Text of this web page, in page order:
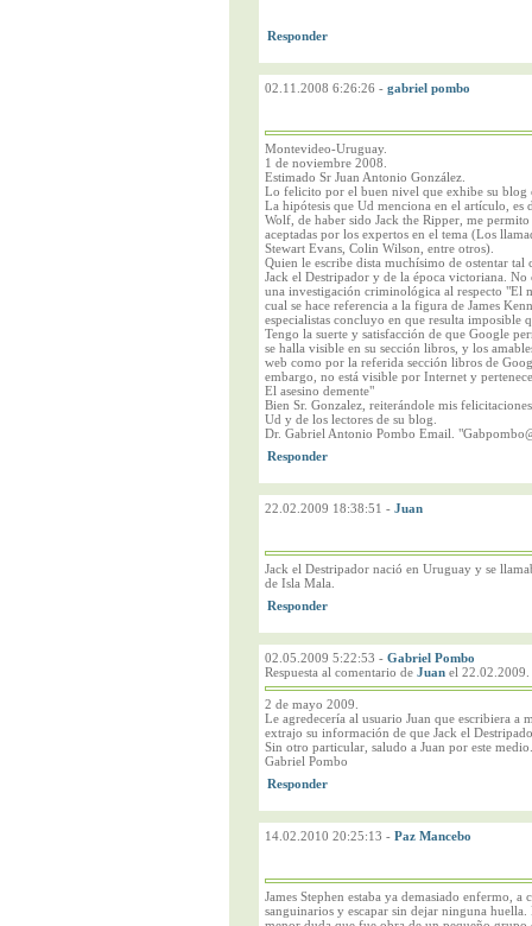
02.11.2008 6:26:26 - gabriel pombo
Montevideo-Uruguay.
1 de noviembre 2008.
Estimado Sr Juan Antonio González.
Lo felicito por el buen nivel que exhibe su blog
La hipótesis que Ud menciona en el artículo, es
Wolf, de haber sido Jack the Ripper, me
aceptadas por los expertos en el tema (Los
Stewart Evans, Colin Wilson, entre otros).
Quien le escribe dista muchísimo de ostentar tal
Jack el Destripador y de la época victoriana.
una investigación criminológica al respecto "El
cual se hace referencia a la figura de James
especialistas concluyo en que resulta imposible
Tengo la suerte y satisfacción de que Google
se halla visible en su sección libros, y los
web como por la referida sección libros de
embargo, no está visible por Internet y
El asesino demente"
Bien Sr. Gonzalez, reiterándole mis
Ud y de los lectores de su blog.
Dr. Gabriel Antonio Pombo Email.
22.02.2009 18:38:51 - Juan
Jack el Destripador nació en Uruguay y se
de Isla Mala.
02.05.2009 5:22:53 - Gabriel Pombo
Respuesta al comentario de Juan el 22.02.2009.
2 de mayo 2009.
Le agredecería al usuario Juan que escribiera
extrajo su información de que Jack el
Sin otro particular, saludo a Juan por este medio.
Gabriel Pombo
14.02.2010 20:25:13 - Paz Mancebo
James Stephen estaba ya demasiado enfermo,
sanguinarios y escapar sin dejar ninguna